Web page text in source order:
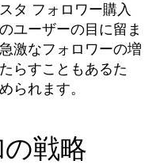
タ フォロワー購入
ユーザーの目に留ま
激なフォロワーの増
らすこともあるた
られます。
戦略